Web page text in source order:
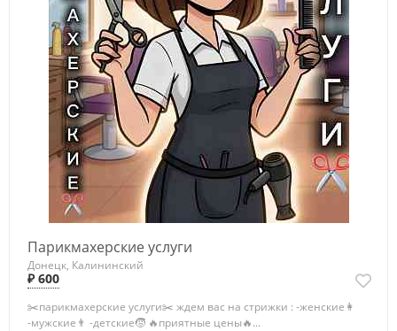
Парикмахерские услуги
Донецк, Калининский
₽ 600
✂️парикмахерские услуги✂️ ждем вас на стрижки : -женские👩
-мужские👨 -детские🧒 🔥приятные цены🔥...